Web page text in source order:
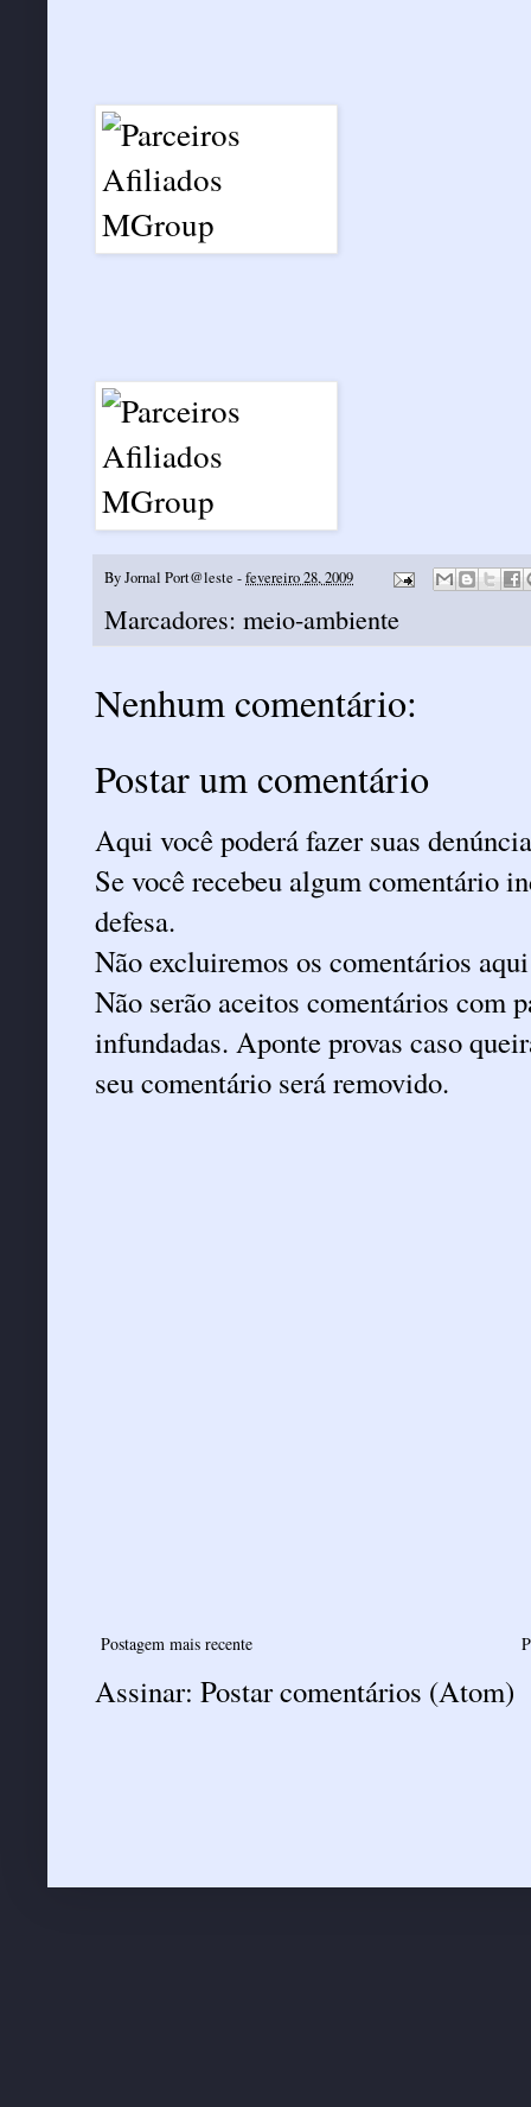
ByJornal Port@leste -fevereiro 28, 2009
Marcadores: meio-ambiente
Nenhum comentário:
Postar um comentário
Aqui você poderá fazer suas
Se você recebeu algum comentário
defesa.
Não excluiremos os comentários
Não serão aceitos comentários com
infundadas. Aponte provas caso
seu comentário será removido.
Postagem mais recente
Assinar: Postar comentários (Atom)